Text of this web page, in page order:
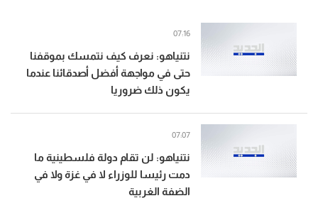
نتنياهو: نعرف كيف نتمسك بموقفنا
حتى في مواجهة أفضل أصدقائنا عندما
يكون ذلك ضروريا
07:16
نتنياهو: لن تقام دولة فلسطينية ما
دمت رئيسا للوزراء لا في غزة ولا في
الضفة الغربية
07:07